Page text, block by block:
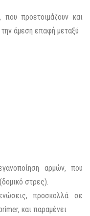
προετοιμάζουν και
άμεση επαφή μεταξύ
αρμών, που
στρες).
προσκολλά σε
και παραμένει